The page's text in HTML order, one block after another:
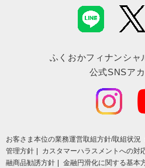
ふくおかフィナンシャ
公式SNSア
お客さま本位の業務運営取組⽅針/取組状況
管理方針
カスタマーハラスメントへの対
融商品勧誘方針
金融円滑化に関する基本